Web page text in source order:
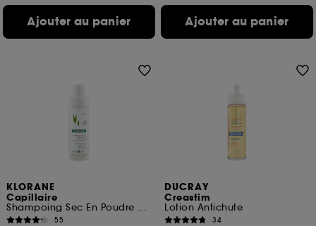
Ajouter au panier Ajouter au panier
KLORANE
Capillaire
Shampoing Sec En Poudre Extra-Doux Au Lait d’Avoine Sans Gaz
55
DUCRAY
Creastim
Lotion Antichute
34